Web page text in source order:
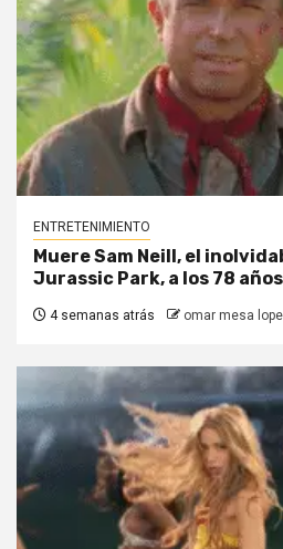
ENTRETENIMIENTO
Muere Sam Neill, el
Jurassic Park, a los 78 años
4 semanas atrás omar mesa